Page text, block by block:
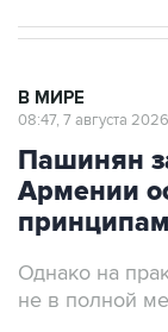
В МИРЕ
08:47, 7 августа 2026
Пашинян
Армении
Однако на
не в полной